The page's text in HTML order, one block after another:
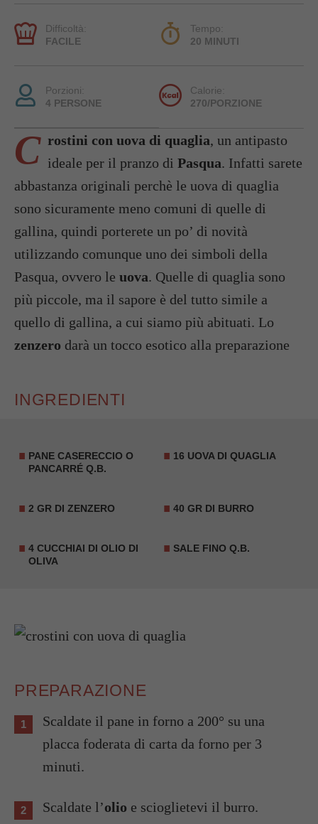
Difficoltà:
FACILE
Tempo:
20 MINUTI
Porzioni:
4 PERSONE
Calorie:
270/PORZIONE
C rostini con uova di quaglia, un antipasto
ideale per il pranzo di Pasqua. Infatti sarete
abbastanza originali perchè le uova di quaglia
sono sicuramente meno comuni di quelle di
gallina, quindi porterete un po’ di novità
utilizzando comunque uno dei simboli della
Pasqua, ovvero le uova. Quelle di quaglia sono
più piccole, ma il sapore è del tutto simile a
quello di gallina, a cui siamo più abituati. Lo
zenzero darà un tocco esotico alla preparazione
INGREDIENTI
PANE CASERECCIO O
PANCARRÉ Q.B.
16 UOVA DI QUAGLIA
2 GR DI ZENZERO 40 GR DI BURRO
4 CUCCHIAI DI OLIO DI
OLIVA
SALE FINO Q.B.
PREPARAZIONE
Scaldate il pane in forno a 200° su una
placca foderata di carta da forno per 3
minuti.
Scaldate l’olio e scioglietevi il burro.